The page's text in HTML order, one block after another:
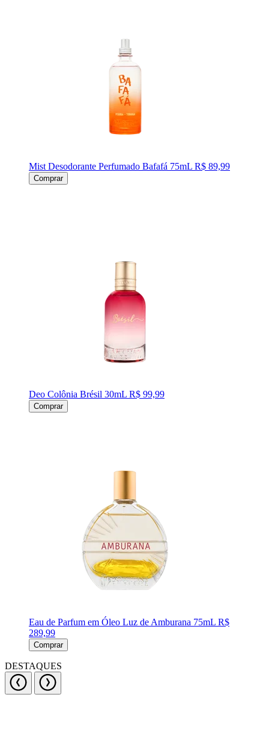
Mist Desodorante Perfumado Bafafá 75mL R$ 89,99
Comprar
Deo Colônia Brésil 30mL R$ 99,99
Comprar
Eau de Parfum em Óleo Luz de Amburana 75mL R$
289,99
Comprar
DESTAQUES